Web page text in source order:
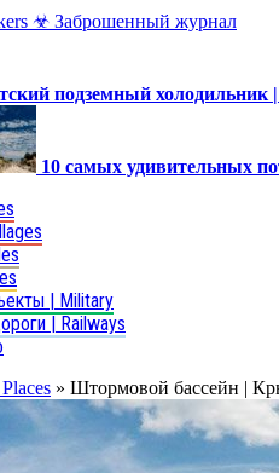
подземный
10 самых удивительных
| Military
| Railways
» Штормовой бассейн |